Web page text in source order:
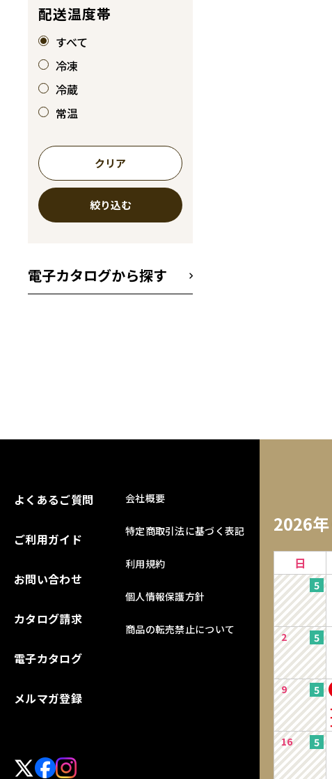
配送温度帯
すべて
冷凍
冷蔵
常温
クリア
絞り込む
電子カタログから探す
2026年
日
2
9
16
よくあるご質問
ご利用ガイド
お問い合わせ
カタログ請求
電子カタログ
メルマガ登録
会社概要
特定商取引法に基づく表記
利用規約
個人情報保護方針
商品の転売禁止について